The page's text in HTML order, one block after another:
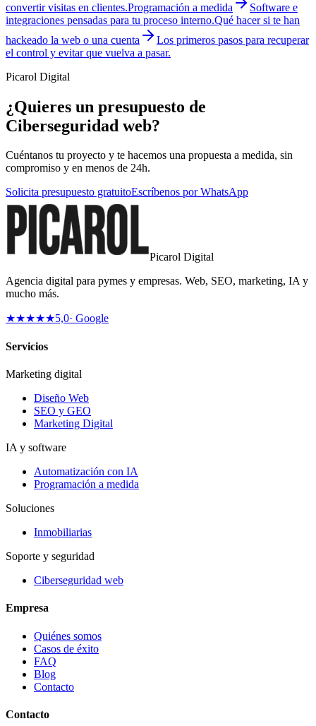
convertir visitas en clientes.Programación a medida
Software e
integraciones pensadas para tu proceso interno.Qué hacer si te han
hackeado la web o una cuenta
Los primeros pasos para recuperar
el control y evitar que vuelva a pasar.
Picarol Digital
¿Quieres un presupuesto de
Ciberseguridad web?
Cuéntanos tu proyecto y te hacemos una propuesta a medida, sin
compromiso y en menos de 24h.
Solicita presupuesto gratuitoEscríbenos por WhatsApp
Picarol Digital
Agencia digital para pymes y empresas. Web, SEO, marketing, IA y
mucho más.
★★★★★5,0· Google
Servicios
Marketing digital
Diseño Web
SEO y GEO
Marketing Digital
IA y software
Automatización con IA
Programación a medida
Soluciones
Inmobiliarias
Soporte y seguridad
Ciberseguridad web
Empresa
Quiénes somos
Casos de éxito
FAQ
Blog
Contacto
Contacto